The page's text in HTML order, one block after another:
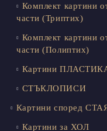
Комплект картини
части (Триптих)
Комплект картини
части (Полиптих)
Картини
СТЪКЛОПИСИ
Картини според
Картини за ХОЛ